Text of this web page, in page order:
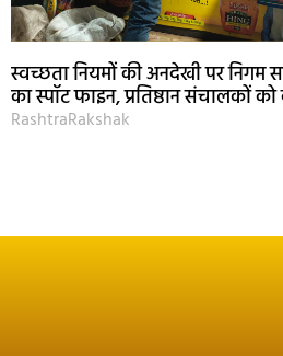
स्वच्छता नियमों की अनदेखी पर
का स्पॉट फाइन, प्रतिष्ठान संचालकों
RashtraRakshak